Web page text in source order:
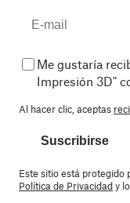
Me gustaría
Impresión 3D"
Al hacer clic, aceptas
Suscribirse
Este sitio está protegido
Política de Privacidady